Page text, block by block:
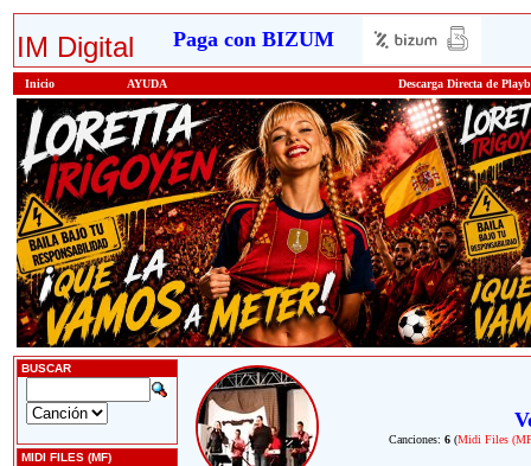
IM Digital Paga con BIZUM
Inicio AYUDA Descarga Directa de
BUSCAR
MIDI FILES (MF)
Canciones: 6 (Midi Files